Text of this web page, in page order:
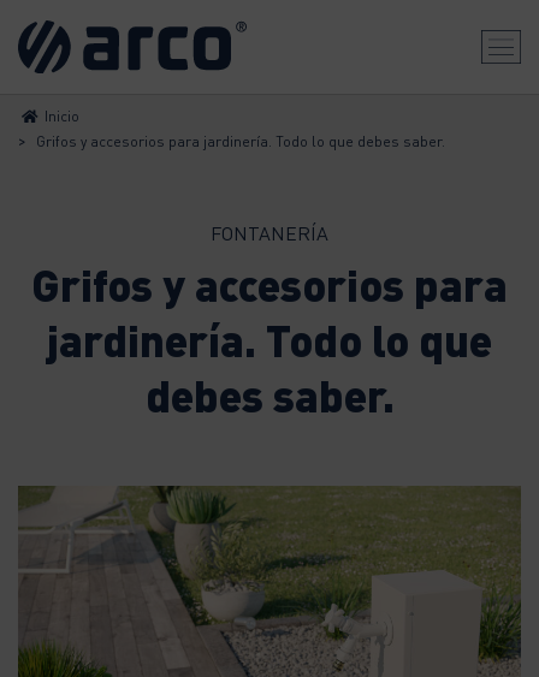
Inicio
> Grifos y accesorios para jardinería. Todo lo que debes saber.
FONTANERÍA
Grifos y accesorios para
jardinería. Todo lo que
debes saber.